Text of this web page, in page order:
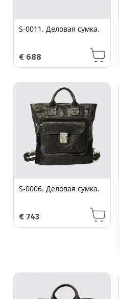
S-0011. Деловая сумка.
€ 688
S-0006. Деловая сумка.
€ 743